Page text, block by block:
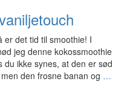
er det tid til smoothie! I
jeg denne kokossmoothie
du ikke synes, at den er sød
den frosne banan og …